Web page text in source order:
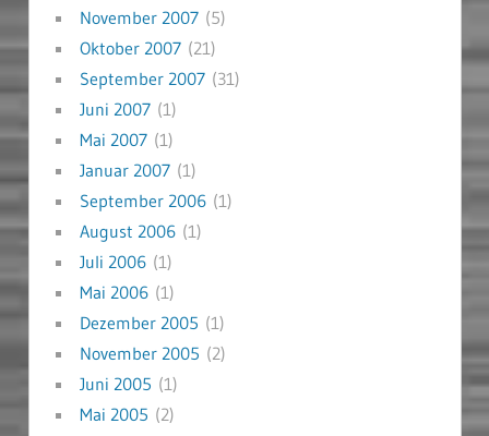
November 2007(5)
Oktober 2007(21)
September 2007(31)
Juni 2007(1)
Mai 2007(1)
Januar 2007(1)
September 2006(1)
August 2006(1)
Juli 2006(1)
Mai 2006(1)
Dezember 2005 (1)
November 2005 (2)
Juni 2005 (1)
Mai 2005 (2)